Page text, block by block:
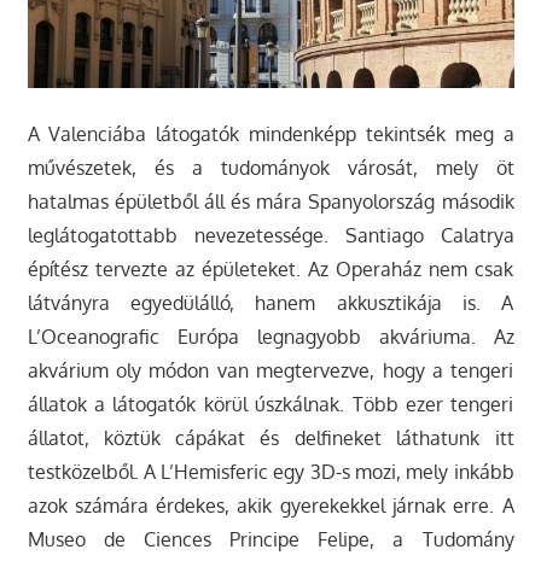
A Valenciába látogatók mindenképp tekintsék meg a
művészetek, és a tudományok városát, mely öt
hatalmas épületből áll és mára Spanyolország második
leglátogatottabb nevezetessége. Santiago Calatrya
építész tervezte az épületeket. Az Operaház nem csak
látványra egyedülálló, hanem akkusztikája is. A
L’Oceanografic Európa legnagyobb akváriuma. Az
akvárium oly módon van megtervezve, hogy a tengeri
állatok a látogatók körül úszkálnak. Több ezer tengeri
állatot, köztük cápákat és delfineket láthatunk itt
testközelből. A L’Hemisferic egy 3D-s mozi, mely inkább
azok számára érdekes, akik gyerekekkel járnak erre. A
Museo de Ciences Principe Felipe, a Tudomány